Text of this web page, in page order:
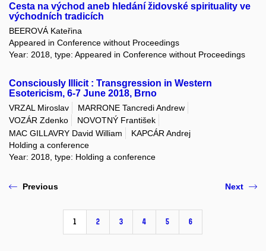
Cesta na východ aneb hledání židovské spirituality ve
východních tradicích
BEEROVÁ Kateřina
Appeared in Conference without Proceedings
Year: 2018, type: Appeared in Conference without Proceedings
Consciously Illicit : Transgression in Western
Esotericism, 6-7 June 2018, Brno
VRZAL Miroslav
MARRONE Tancredi Andrew
VOZÁR Zdenko
NOVOTNÝ František
MAC GILLAVRY David William
KAPCÁR Andrej
Holding a conference
Year: 2018, type: Holding a conference
Previous
1 2 3 4 5 6
Next